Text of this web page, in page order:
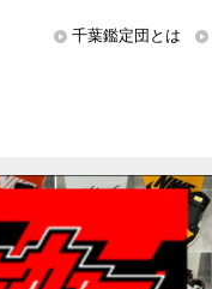
千葉鑑定団とは